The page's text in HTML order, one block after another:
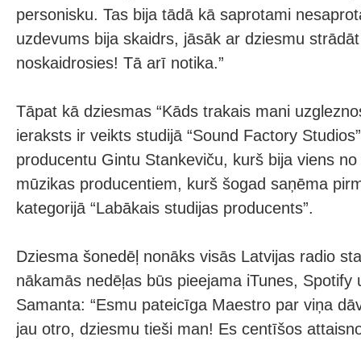
personisku. Tas bija tādā kā saprotami
uzdevums bija skaidrs, jāsāk ar dziesmu
noskaidrosies! Tā arī notika.”
Tāpat kā dziesmas “Kāds trakais mani
ieraksts ir veikts studijā “Sound Factory
producentu Gintu Stankeviču, kurš bija viens
mūzikas producentiem, kurš šogad saņēma
kategorijā “Labākais studijas producents”.
Dziesma šonedēļ nonāks visās Latvijas radio
nākamās nedēļas būs pieejama iTunes, Spotify
Samanta: “Esmu pateicīga Maestro par viņa
jau otro, dziesmu tieši man! Es centīšos